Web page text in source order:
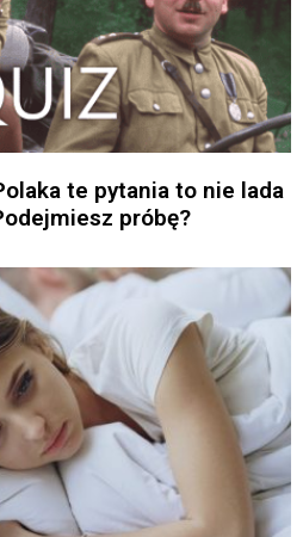
te pytania to nie lada
próbę?